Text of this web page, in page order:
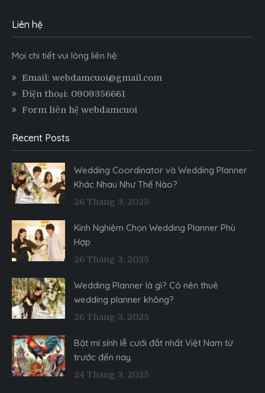
Liên hệ
Mọi chi tiết vui lòng liên hệ:
Email: webdamcuoi@gmail.com
Điện thoại: 0909356661
Form liên hệ webdamcuoi
Recent Posts
Wedding Coordinator và Wedding Planner
Khác Nhau Như Thế Nào?
26 Tháng 3, 2025
Kinh Nghiệm Chọn Wedding Planner Phù
Hợp
26 Tháng 3, 2025
Wedding Planner là gì? Có nên thuê
wedding planner không?
26 Tháng 3, 2025
Bật mí sính lễ cưới đắt nhất Việt Nam từ
trước đến nay.
24 Tháng 3, 2025